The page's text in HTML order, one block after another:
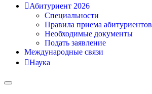
Абитуриент 2026
Специальности
Правила приема абитуриентов
Необходимые документы
Подать заявление
Международные связи
Наука